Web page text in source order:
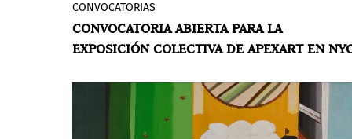
apexart invita a presentar propuestas de
exposiciones colectivas basadas en ideas
para su convocatoria abierta en NYC del 1
propuestas ganadoras recibirán un
presupuesto de hasta 10.000 USD y se
convertirán en exposiciones de apexart
CONVOCATORIAS
CONVOCATORIA ABIERTA PARA LA
EXPOSICIÓN COLECTIVA DE APEXART EN